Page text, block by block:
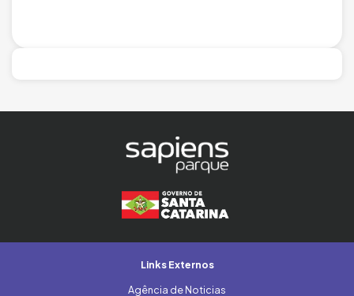
Links Externos
Agência de Noticias